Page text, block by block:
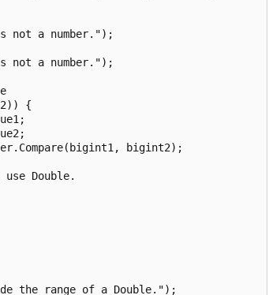
not a number.");
not a number.");
{
bigint2);
use Double.
the range of a Double.");